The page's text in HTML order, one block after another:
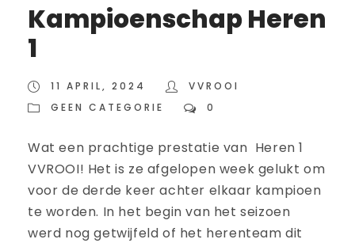
Kampioenschap Heren
1
11 APRIL, 2024
VVROOI
GEEN CATEGORIE
0
Wat een prachtige prestatie van Heren 1
VVROOI! Het is ze afgelopen week gelukt om
voor de derde keer achter elkaar kampioen
te worden. In het begin van het seizoen
werd nog getwijfeld of het herenteam dit